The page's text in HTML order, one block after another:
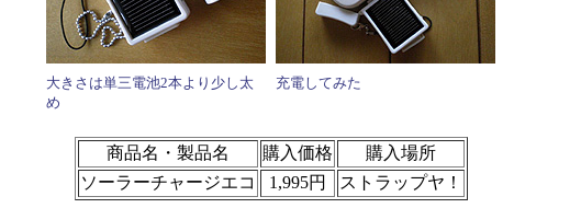
大きさは単三電池2本より少し太
め
充電してみた
商品名・製品名 購入価格
購入場所
ソーラーチャージエコ
1,995円 ストラップヤ！